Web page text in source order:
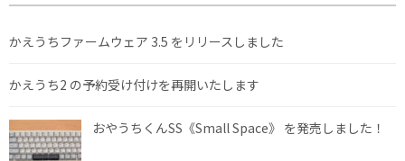
かえうちファームウェア 3.5 をリリースしました
かえうち2 の予約受け付けを再開いたします
おやうちくんSS《Small Space》 を発売しました！